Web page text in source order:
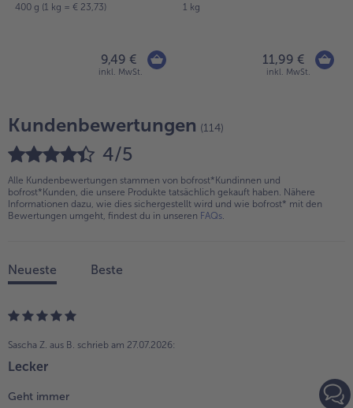
400 g (1 kg = € 23,73)
9,49 €
inkl. MwSt.
1 kg
11,99 €
inkl. MwSt.
Kundenbewertungen (114)
4/5
Alle Kundenbewertungen stammen von bofrost*Kundinnen und
bofrost*Kunden, die unsere Produkte tatsächlich gekauft haben. Nähere
Informationen dazu, wie dies sichergestellt wird und wie bofrost* mit den
Bewertungen umgeht, findest du in unseren FAQs.
Neueste Beste
Sascha Z. aus B. schrieb am 27.07.2026:
Lecker
Geht immer